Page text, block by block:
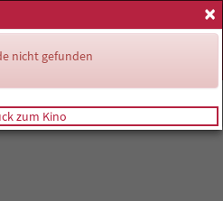
Anmelden
×
nicht gefunden
zum Kino